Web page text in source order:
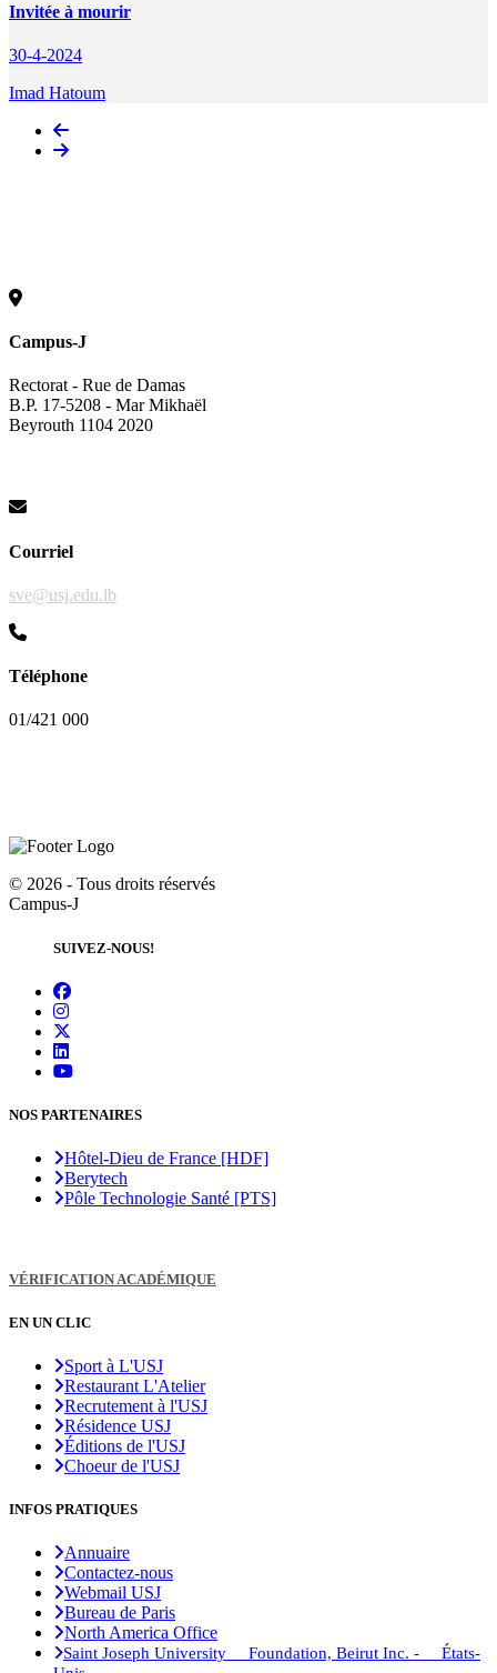
Invitée à mourir
30-4-2024
Imad Hatoum
Campus-J
Rectorat - Rue de Damas
B.P. 17-5208 - Mar Mikhaël
Beyrouth 1104 2020
Courriel
sve@usj.edu.lb
Téléphone
01/421 000
© 2026 - Tous droits réservés
Campus-J
SUIVEZ-NOUS!
NOS PARTENAIRES
Hôtel-Dieu de France [HDF]
Berytech
Pôle Technologie Santé [PTS]
VÉRIFICATION ACADÉMIQUE
EN UN CLIC
Sport à L'USJ
Restaurant L'Atelier
Recrutement à l'USJ
Résidence USJ
Éditions de l'USJ
Choeur de l'USJ
INFOS PRATIQUES
Annuaire
Contactez-nous
Webmail USJ
Bureau de Paris
North America Office
Saint Joseph University Foundation, Beirut Inc. - États-